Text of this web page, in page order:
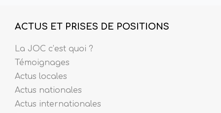
ACTUS ET PRISES DE POSITIONS
La JOC c’est quoi ?
Témoignages
Actus locales
Actus nationales
Actus internationales